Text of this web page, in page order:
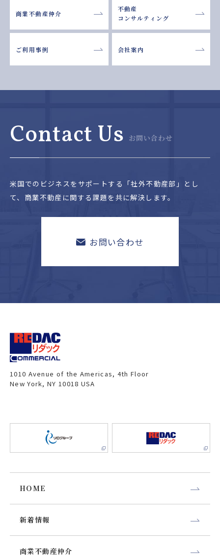
商業不動産仲介
不動産
コンサルティング
ご利用事例 会社案内
Contact Us お問い合わせ
米国でのビジネスをサポートする「社外不動産部」とし
て、 商業不動産に関する課題を共に解決します。
お問い合わせ
1010 Avenue of the Americas, 4th Floor
New York, NY 10018 USA
HOME
新着情報
商業不動産仲介